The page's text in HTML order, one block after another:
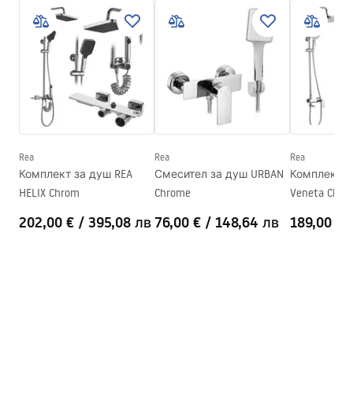
Начин на отваряне на
вратата
Размер на душ-вратата
Посока на отваряне на
врата
универсално
дебелина стъклото
Материал на профила
Алуминий
Материал на дръжките
Месинг
Покритие Easy Clean
Да
Rea
Комплект за душ REA
HELIX Chrom
202,00 € / 395,08 лв
Rea
Смесител за душ URBAN
Chrome
76,00 € / 148,64 лв
Rea
Комплект
Veneta
189,00 €